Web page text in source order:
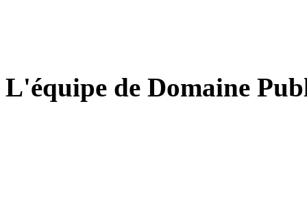
L'équipe de Domaine